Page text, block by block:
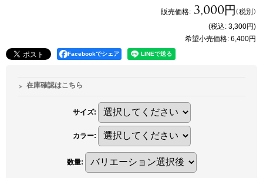
販売価格: 3,000円(税別)
(税込: 3,300円)
希望小売価格: 6,400円
Facebookでシェア
在庫確認はこちら
サイズ:
カラー:
数量: